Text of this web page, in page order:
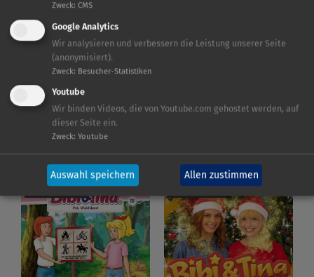
BIBI UND TINA BIBI UND TINA
BIBI UND TINA
Zweck: CMS
Google Analytics
Wir analysieren und verbessern die Leistung unserer Seite
(anonymisiert).
Zweck: Besucher-Statistiken
Youtube
Wir binden Videos, die von Youtube.com gehostet werden, auf
dieser Seite ein.
Zweck: Youtube
Auswahl speichern Allen zustimmen